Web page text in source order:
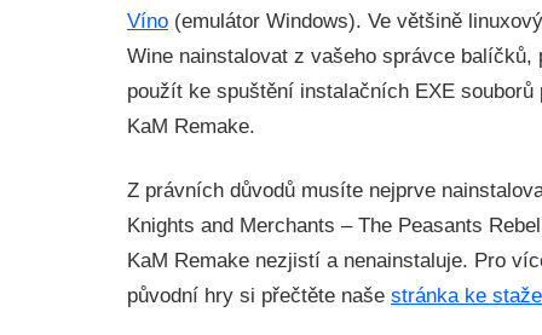
Víno (emulátor Windows). Ve většině
Wine nainstalovat z vašeho správce balíčků,
použít ke spuštění instalačních EXE souborů
KaM Remake.
Z právních důvodů musíte nejprve
Knights and Merchants – The Peasants
KaM Remake nezjistí a nenainstaluje. Pro
původní hry si přečtěte naše stránka ke